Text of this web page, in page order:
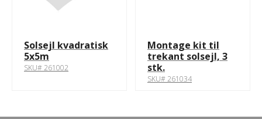
Solsejl kvadratisk
5x5m
SKU# 261002
Montage kit til
trekant solsejl, 3
stk.
SKU# 261034